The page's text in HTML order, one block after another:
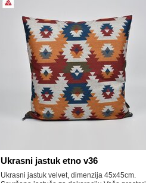
Ukrasni jastuk etno v36
Ukrasni jastuk velvet, dimenzija 45x45cm.